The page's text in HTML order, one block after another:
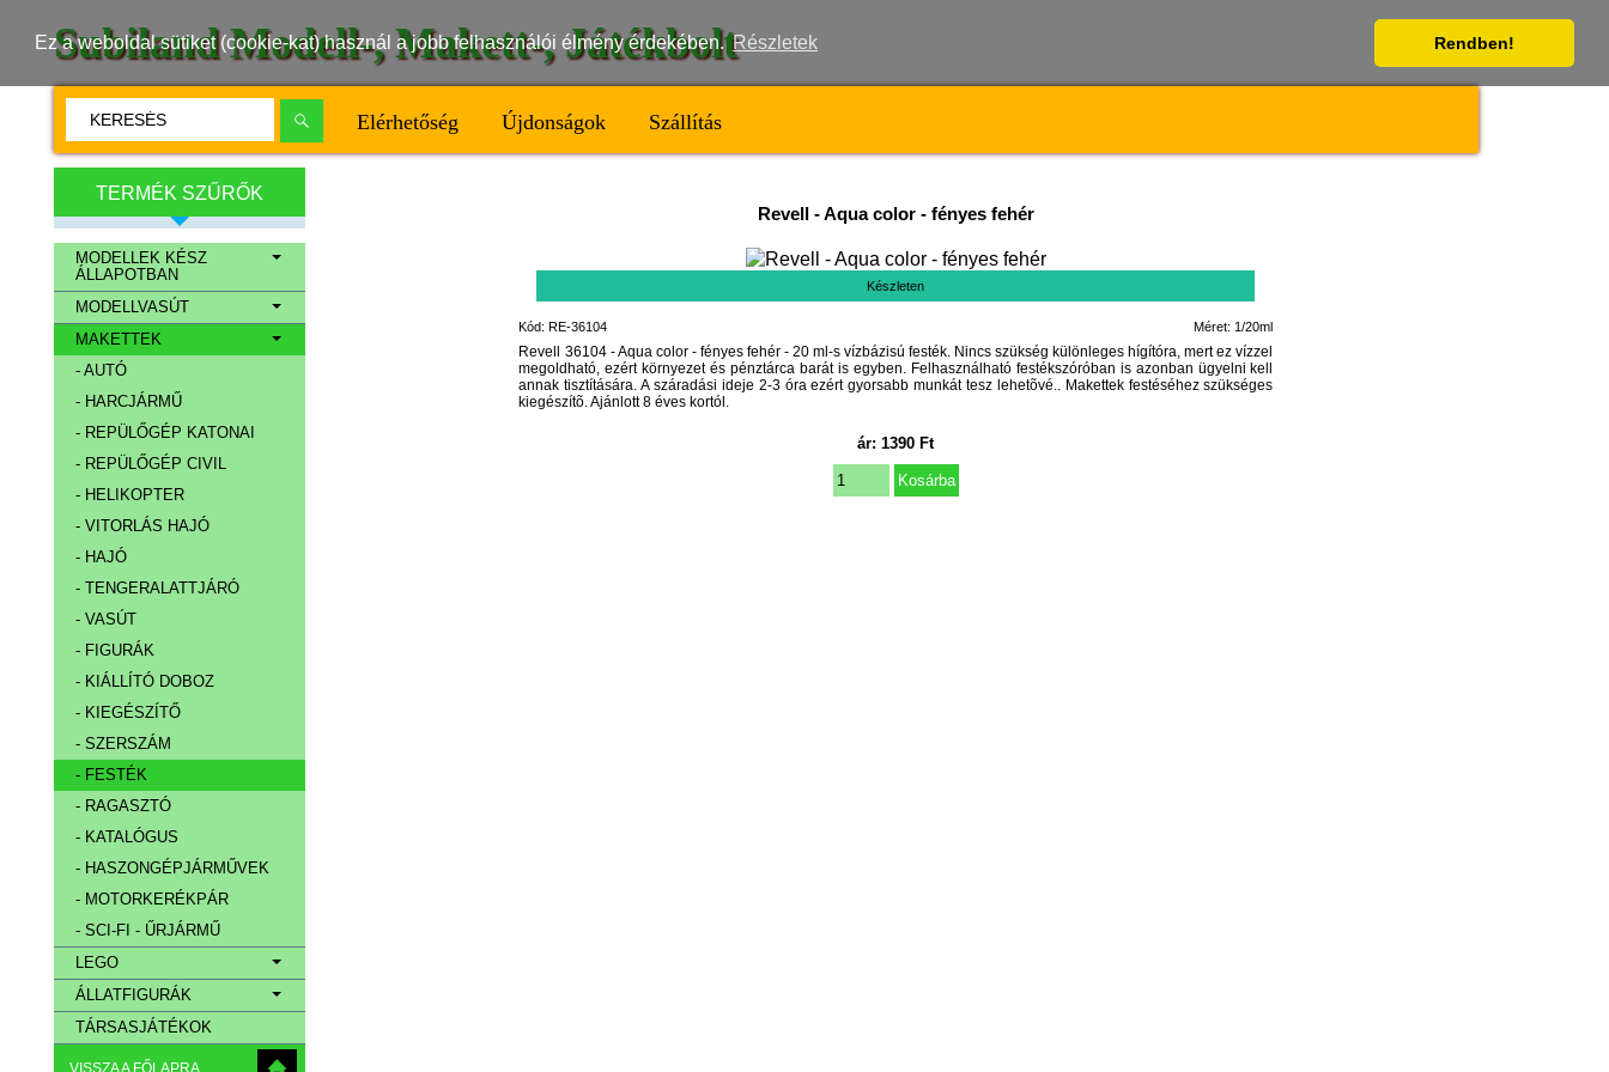
Ez a weboldal sütiket (cookie-kat) használ a jobb felhasználói élmény érdekében. Részletek Rendben!
Subiland Modell-, Makett-, Játékbolt
Elérhetőség Újdonságok Szállítás
TERMÉK SZŰRŐK
MODELLEK KÉSZ
ÁLLAPOTBAN
MODELLVASÚT
MAKETTEK
- AUTÓ
- HARCJÁRMŰ
- REPÜLŐGÉP KATONAI
- REPÜLŐGÉP CIVIL
- HELIKOPTER
- VITORLÁS HAJÓ
- HAJÓ
- TENGERALATTJÁRÓ
- VASÚT
- FIGURÁK
- KIÁLLÍTÓ DOBOZ
- KIEGÉSZÍTŐ
- SZERSZÁM
- FESTÉK
- RAGASZTÓ
- KATALÓGUS
- HASZONGÉPJÁRMŰVEK
- MOTORKERÉKPÁR
- SCI-FI - ŰRJÁRMŰ
LEGO
ÁLLATFIGURÁK
TÁRSASJÁTÉKOK
VISSZA A FŐLAPRA
Revell -Aqua color - fényes fehér
Készleten
Méret: 1/20ml
Kód: RE-36104
Revell 36104 - Aqua color - fényes fehér - 20 ml-s vízbázisú festék. Nincs szükség különleges hígítóra, mert ez vízzel
megoldható, ezért környezet és pénztárca barát is egyben. Felhasználható festékszóróban is azonban ügyelni kell
annak tisztítására. A száradási ideje 2-3 óra ezért gyorsabb munkát tesz lehetõvé.. Makettek festéséhez szükséges
kiegészítõ. Ajánlott 8 éves kortól.
ár:1390 Ft